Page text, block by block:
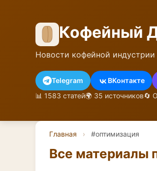
Кофейный
Новости кофейной
Telegram ВКонтакте
📊 1583 статей🌍 35 источников🔄
Главная › #оптимизация
Все материалы